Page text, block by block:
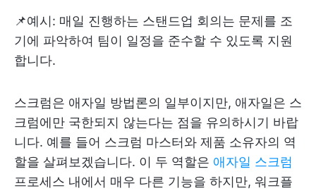
📌예시: 매일 진행하는 스탠드업 회의는 문제를 조
기에 파악하여 팀이 일정을 준수할 수 있도록 지원
합니다.
스크럼은 애자일 방법론의 일부이지만, 애자일은 스
크럼에만 국한되지 않는다는 점을 유의하시기 바랍
니다. 예를 들어 스크럼 마스터와 제품 소유자의 역
할을 살펴보겠습니다. 이 두 역할은 애자일 스크럼
프로세스 내에서 매우 다른 기능을 하지만, 워크플